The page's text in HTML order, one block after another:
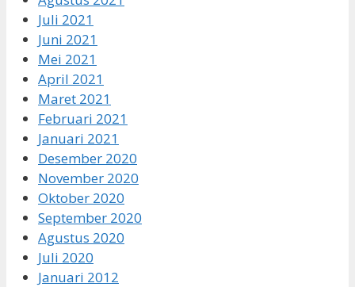
Juli 2021
Juni 2021
Mei 2021
April 2021
Maret 2021
Februari 2021
Januari 2021
Desember 2020
November 2020
Oktober 2020
September 2020
Agustus 2020
Juli 2020
Januari 2012